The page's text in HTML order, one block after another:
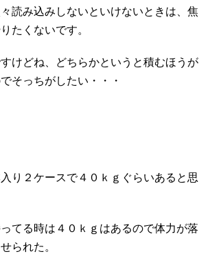
読み込みしないといけないときは、焦
たくないです。
けどね、どちらかというと積むほうが
そっちがしたい・・・
り２ケースで４０ｋｇぐらいあると思
てる時は４０ｋｇはあるので体力が落
られた。